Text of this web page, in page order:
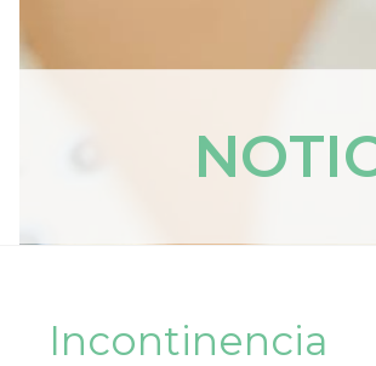
Incontinencia